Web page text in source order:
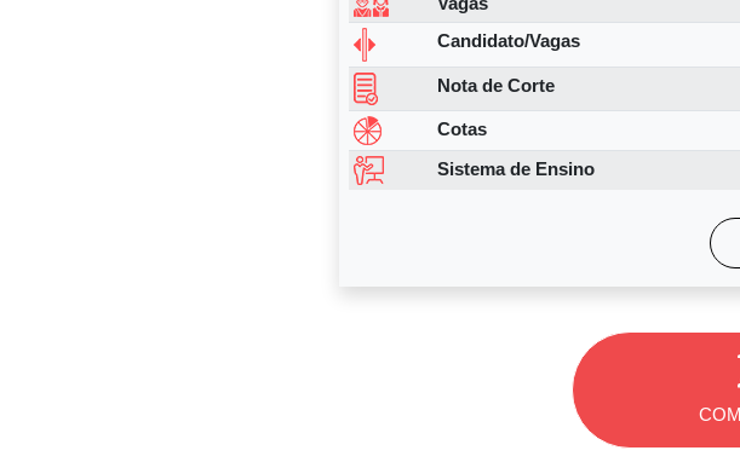
metodologia.Eles aplicam pré-
assunto abordado anteriormente
casa, parecido com o que é feito
INTERNATO
O internato de Medicina da UFBA
Santos (HUPES), Maternidade
Hosanah de Oliveira (CPPHO),
semanas durante o 6º
. Os alunos
Candidato/Vagas
Nota de Corte
Cotas
Sistema de Ensino